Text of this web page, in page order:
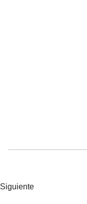
Siguiente